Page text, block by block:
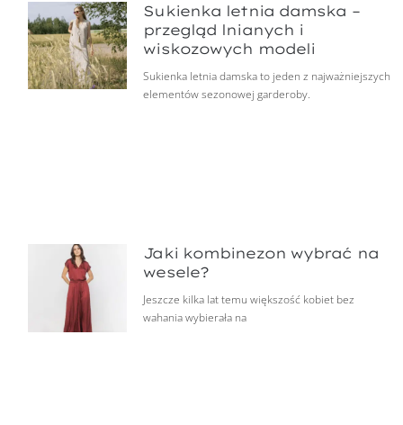
Sukienka letnia damska –
przegląd lnianych i
wiskozowych modeli
Sukienka letnia damska to jeden z najważniejszych
elementów sezonowej garderoby.
Jaki kombinezon wybrać na
wesele?
Jeszcze kilka lat temu większość kobiet bez
wahania wybierała na